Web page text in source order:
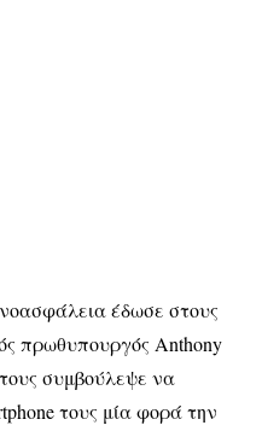
έδωσε στους
πρωθυπουργός Anthony
συμβούλεψε να
τους μία φορά την